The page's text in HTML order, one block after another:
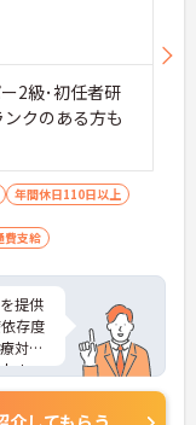
2級･初任者研
クのある方も
年間休日110日以上
費支給
提供
存度
対応
ホー
距離
きま